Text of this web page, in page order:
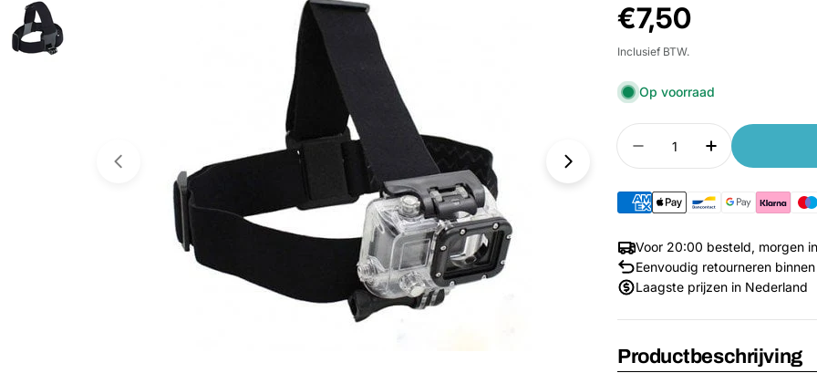
Normale
prijs
€7,50
Inclusief BTW.
Op voorraad
Aantal
Aantal verlagen voor
Aantal
Voor 20:00 besteld, morgen
Eenvoudig retourneren
Laagste prijzen in Nederland
Productbeschrijving